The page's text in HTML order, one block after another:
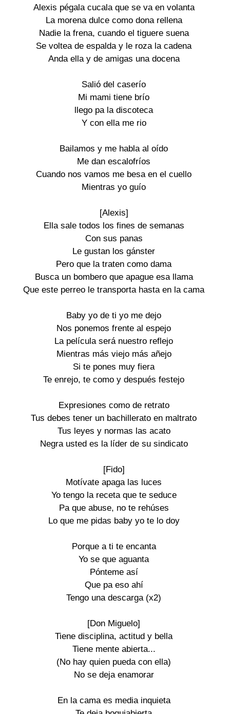
Alexis pégala cucala que se va en volanta
La morena dulce como dona rellena
Nadie la frena, cuando el tiguere suena
Se voltea de espalda y le roza la cadena
Anda ella y de amigas una docena
Salió del caserío
Mi mami tiene brío
llego pa la discoteca
Y con ella me rio
Bailamos y me habla al oído
Me dan escalofríos
Cuando nos vamos me besa en el cuello
Mientras yo guío
[Alexis]
Ella sale todos los fines de semanas
Con sus panas
Le gustan los gánster
Pero que la traten como dama
Busca un bombero que apague esa llama
Que este perreo le transporta hasta en la cama
Baby yo de ti yo me dejo
Nos ponemos frente al espejo
La película será nuestro reflejo
Mientras más viejo más añejo
Si te pones muy fiera
Te enrejo, te como y después festejo
Expresiones como de retrato
Tus debes tener un bachillerato en maltrato
Tus leyes y normas las acato
Negra usted es la líder de su sindicato
[Fido]
Motívate apaga las luces
Yo tengo la receta que te seduce
Pa que abuse, no te rehúses
Lo que me pidas baby yo te lo doy
Porque a ti te encanta
Yo se que aguanta
Pónteme así
Que pa eso ahí
Tengo una descarga (x2)
[Don Miguelo]
Tiene disciplina, actitud y bella
Tiene mente abierta...
(No hay quien pueda con ella)
No se deja enamorar
En la cama es media inquieta